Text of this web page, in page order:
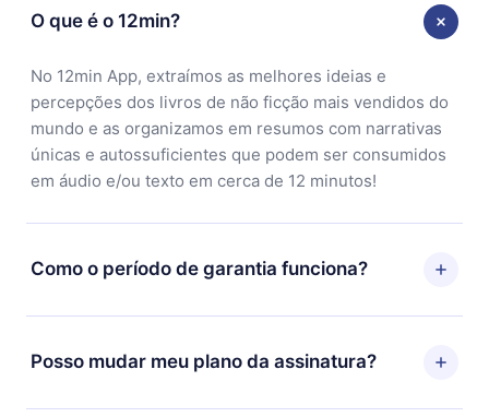
O que é o 12min?
No 12min App, extraímos as melhores ideias e
percepções dos livros de não ficção mais vendidos do
mundo e as organizamos em resumos com narrativas
únicas e autossuficientes que podem ser consumidos
em áudio e/ou texto em cerca de 12 minutos!
Como o período de garantia funciona?
Você pode baixar nosso aplicativo e começar a
aproveitar nossa biblioteca. Se por algum motivo não
ficar satisfeito com nossa plataforma, basta entrar em
Posso mudar meu plano da assinatura?